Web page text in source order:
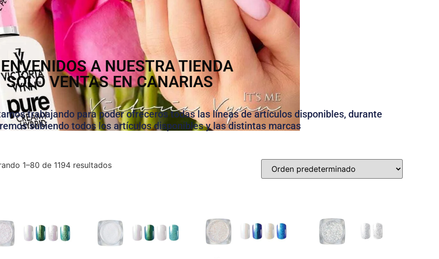
A NUESTRA TIENDA
SÓLO VENTAS EN CANARIAS
trabajando para poder ofreceros todas las líneas de artículos disponibles, durante
subiendo todos los artículos disponibles y las distintas marcas
1–80 de 1194 resultados